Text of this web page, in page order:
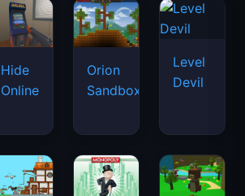
Hide
Online
Orion
Sandbox
Level
Devil